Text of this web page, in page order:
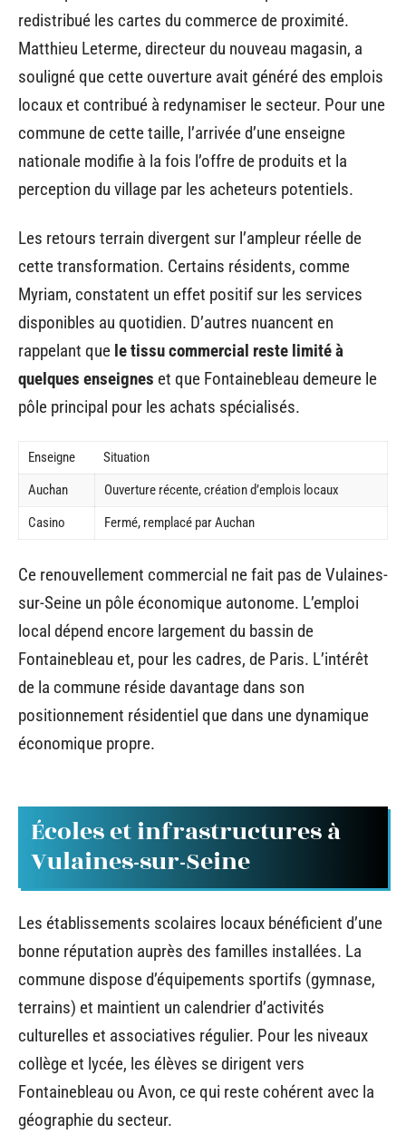
redistribué les cartes du commerce de proximité.
Matthieu Leterme, directeur du nouveau magasin, a
souligné que cette ouverture avait généré des emplois
locaux et contribué à redynamiser le secteur. Pour une
commune de cette taille, l’arrivée d’une enseigne
nationale modifie à la fois l’offre de produits et la
perception du village par les acheteurs potentiels.
Les retours terrain divergent sur l’ampleur réelle de
cette transformation. Certains résidents, comme
Myriam, constatent un effet positif sur les services
disponibles au quotidien. D’autres nuancent en
rappelant que le tissu commercial reste limité à
quelques enseignes et que Fontainebleau demeure le
pôle principal pour les achats spécialisés.
Enseigne
Situation
Auchan
Ouverture récente, création d’emplois locaux
Casino
Fermé, remplacé par Auchan
Ce renouvellement commercial ne fait pas de Vulaines-
sur-Seine un pôle économique autonome. L’emploi
local dépend encore largement du bassin de
Fontainebleau et, pour les cadres, de Paris. L’intérêt
de la commune réside davantage dans son
positionnement résidentiel que dans une dynamique
économique propre.
Écoles et infrastructures à
Vulaines-sur-Seine
Les établissements scolaires locaux bénéficient d’une
bonne réputation auprès des familles installées. La
commune dispose d’équipements sportifs (gymnase,
terrains) et maintient un calendrier d’activités
culturelles et associatives régulier. Pour les niveaux
collège et lycée, les élèves se dirigent vers
Fontainebleau ou Avon, ce qui reste cohérent avec la
géographie du secteur.